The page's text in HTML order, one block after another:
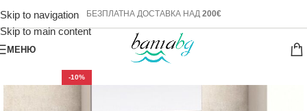
Skip to navigation
Skip to main content
БЕЗПЛАТНА ДОСТАВКА НАД 200€
МЕНЮ
-10%